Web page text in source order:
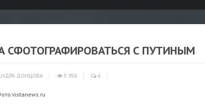
СФОТОГРАФИРОВАТЬСЯ С ПУТИНЫМ
ДОНЦОВА 5 956 6